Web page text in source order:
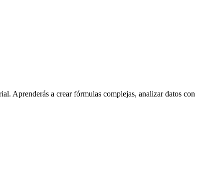
Aprenderás a crear fórmulas complejas, analizar datos con